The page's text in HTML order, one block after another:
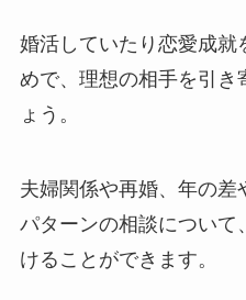
婚活していたり恋愛成就
めで、理想の相手を引き
ょう。
夫婦関係や再婚、年の差
パターンの相談について
けることができます。